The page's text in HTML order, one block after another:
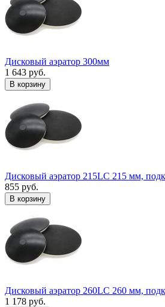
Дисковый аэратор 300мм
1 643 руб.
В корзину
Дисковый аэратор 215LC 215 мм,
855 руб.
В корзину
Дисковый аэратор 260LC 260 мм,
1 178 руб.